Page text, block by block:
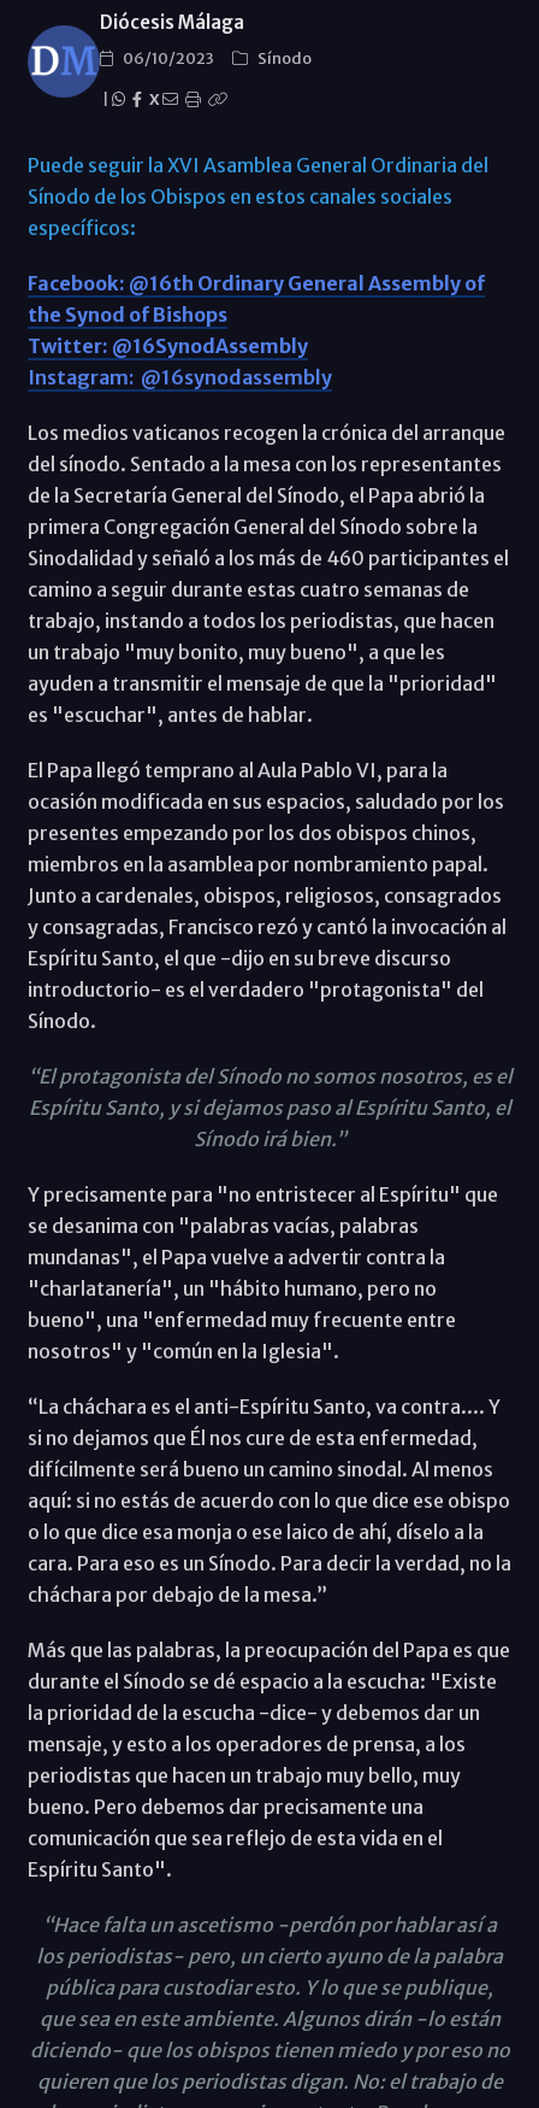
Diócesis Málaga
06/10/2023
Sínodo
X
Puede seguir la XVI Asamblea General Ordinaria del
Sínodo de los Obispos en estos canales sociales
específicos:
Facebook: @16th Ordinary General Assembly of
the Synod of Bishops
Twitter: @16SynodAssembly
Instagram: @16synodassembly
Los medios vaticanos recogen la crónica del arranque
del sínodo. Sentado a la mesa con los representantes
de la Secretaría General del Sínodo, el Papa abrió la
primera Congregación General del Sínodo sobre la
Sinodalidad y señaló a los más de 460 participantes el
camino a seguir durante estas cuatro semanas de
trabajo, instando a todos los periodistas, que hacen
un trabajo "muy bonito, muy bueno", a que les
ayuden a transmitir el mensaje de que la "prioridad"
es "escuchar", antes de hablar.
El Papa llegó temprano al Aula Pablo VI, para la
ocasión modificada en sus espacios, saludado por los
presentes empezando por los dos obispos chinos,
miembros en la asamblea por nombramiento papal.
Junto a cardenales, obispos, religiosos, consagrados
y consagradas, Francisco rezó y cantó la invocación al
Espíritu Santo, el que -dijo en su breve discurso
introductorio- es el verdadero "protagonista" del
Sínodo.
“El protagonista del Sínodo no somos nosotros, es el
Espíritu Santo, y si dejamos paso al Espíritu Santo, el
Sínodo irá bien.”
Y precisamente para "no entristecer al Espíritu" que
se desanima con "palabras vacías, palabras
mundanas", el Papa vuelve a advertir contra la
"charlatanería", un "hábito humano, pero no
bueno", una "enfermedad muy frecuente entre
nosotros" y "común en la Iglesia".
“La cháchara es el anti-Espíritu Santo, va contra.... Y
si no dejamos que Él nos cure de esta enfermedad,
difícilmente será bueno un camino sinodal. Al menos
aquí: si no estás de acuerdo con lo que dice ese obispo
o lo que dice esa monja o ese laico de ahí, díselo a la
cara. Para eso es un Sínodo. Para decir la verdad, no la
cháchara por debajo de la mesa.”
Más que las palabras, la preocupación del Papa es que
durante el Sínodo se dé espacio a la escucha: "Existe
la prioridad de la escucha -dice- y debemos dar un
mensaje, y esto a los operadores de prensa, a los
periodistas que hacen un trabajo muy bello, muy
bueno. Pero debemos dar precisamente una
comunicación que sea reflejo de esta vida en el
Espíritu Santo".
“Hace falta un ascetismo -perdón por hablar así a
los periodistas- pero, un cierto ayuno de la palabra
pública para custodiar esto. Y lo que se publique,
que sea en este ambiente. Algunos dirán -lo están
diciendo- que los obispos tienen miedo y por eso no
quieren que los periodistas digan. No: el trabajo de